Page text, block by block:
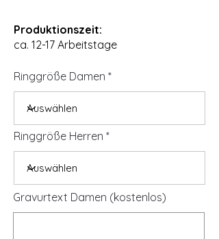
Produktionszeit:
ca. 12-17 Arbeitstage
Ringgröße Damen
Ringgröße Herren
Gravurtext Damen (kostenlos)